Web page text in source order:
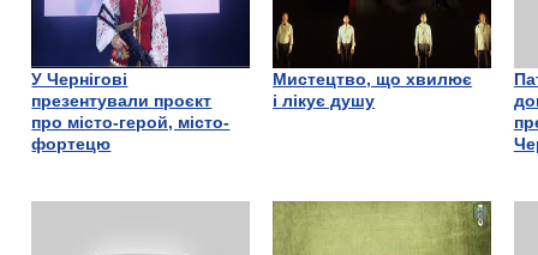
У Чернігові
презентували проєкт
про місто-герой, місто-
фортецю
Мистецтво, що хвилює
і лікує душу